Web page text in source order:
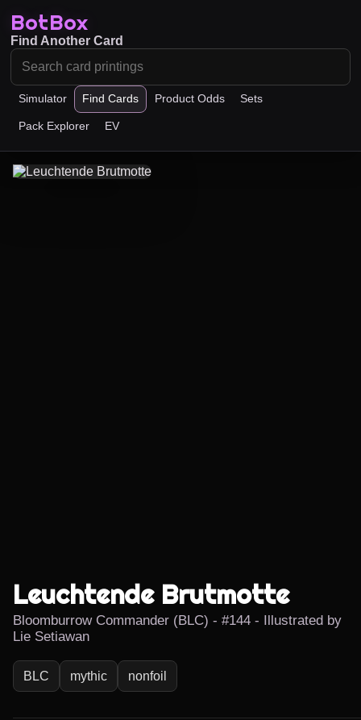
BotBox
Simulator Find Cards Product Odds Sets
Pack Explorer EV
Find Another Card
Leuchtende Brutmotte
Bloomburrow Commander (BLC) - #144 - Illustrated by
Lie Setiawan
BLC mythic nonfoil